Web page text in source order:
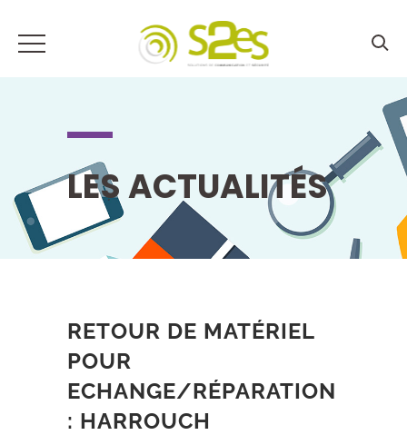
LES ACTUALITÉS
RETOUR DE MATÉRIEL
POUR
ECHANGE/RÉPARATION
: HARROUCH